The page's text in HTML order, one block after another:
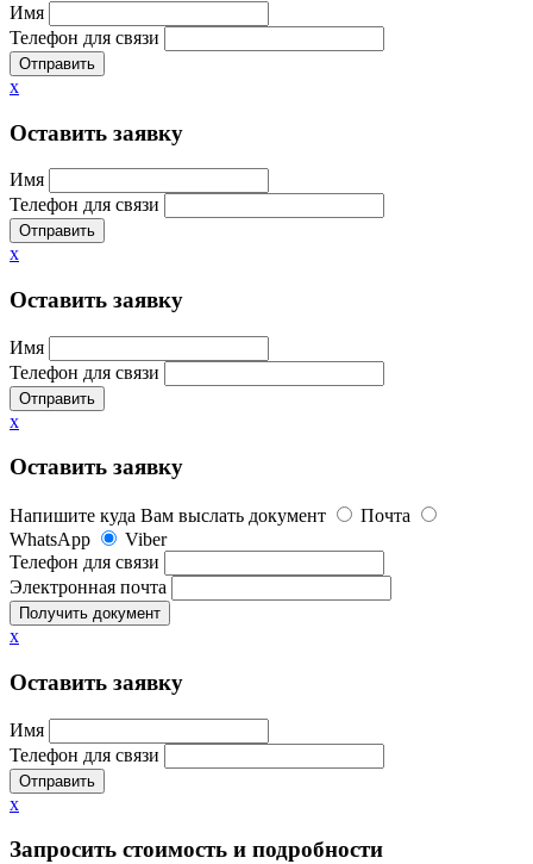
Имя
Телефон для связи
Отправить
x
Оставить заявку
Имя
Телефон для связи
Отправить
x
Оставить заявку
Имя
Телефон для связи
Отправить
x
Оставить заявку
Напишите куда Вам выслать документ
Почта
WhatsApp
Viber
Телефон для связи
Электронная почта
Получить документ
x
Оставить заявку
Имя
Телефон для связи
Отправить
x
Запросить стоимость и подробности